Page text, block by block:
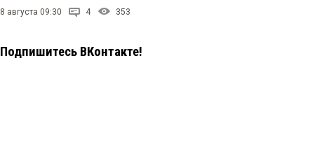
8 августа 09:30 4 353
Подпишитесь ВКонтакте!